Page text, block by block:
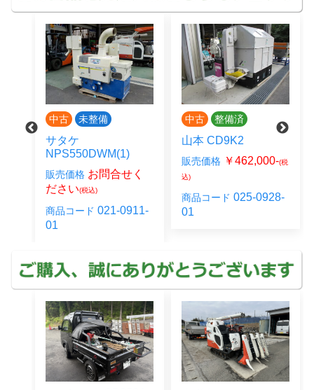
中古 未整備
サタケ
NPS550DWM(1)
販売価格 お問合せく
ださい(税込)
商品コード 021-0911-
01
中古 整備済
山本 CD9K2
販売価格 ￥462,000-(税
込)
商品コード 025-0928-
01